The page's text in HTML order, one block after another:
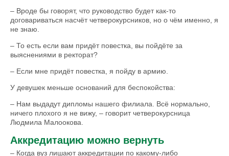
– Вроде бы говорят, что руководство будет как-то
договариваться насчёт четверокурсников, но о чём именно, я
не знаю.
– То есть если вам придёт повестка, вы пойдёте за
выяснениями в ректорат?
– Если мне придёт повестка, я пойду в армию.
У девушек меньше оснований для беспокойства:
– Нам выдадут дипломы нашего филиала. Всё нормально,
ничего плохого я не вижу, – говорит четверокурсница
Людмила Малоокова.
Аккредитацию можно вернуть
– Когда вуз лишают аккредитации по какому-либо